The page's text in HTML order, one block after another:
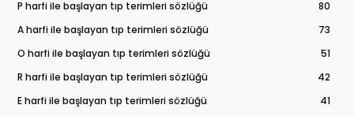
P harfi ile başlayan tıp terimleri sözlüğü
80
A harfi ile başlayan tıp terimleri sözlüğü
73
O harfi ile başlayan tıp terimleri sözlüğü
51
R harfi ile başlayan tıp terimleri sözlüğü
42
E harfi ile başlayan tıp terimleri sözlüğü
41